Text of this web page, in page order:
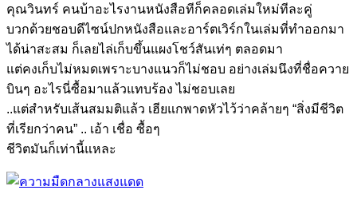
คุณวินทร์ คนบ้าอะไรงานหนังสือทีก็คลอดเล่มใหม่ทีละคู่
บวกด้วยชอบดีไซน์ปกหนังสือและอาร์ตเวิร์กในเล่มที่ทำออกมา
ได้น่าสะสม ก็เลยไล่เก็บขึ้นแผงโชว์สันเท่ๆ ตลอดมา
แต่คงเก็บไม่หมดเพราะบางแนวก็ไม่ชอบ อย่างเล่มนึงที่ชื่อควาย
บินๆ อะไรนี่ซื้อมาแล้วแทบร้อง ไม่ชอบเลย
..แต่สำหรับเส้นสมมติแล้ว เฮียแกพาดหัวไว้ว่าคล้ายๆ “สิ่งมีชีวิต
ที่เรียกว่าคน” .. เอ้า เชื่อ ซื้อๆ
ชีวิตมันก็เท่านี้แหละ